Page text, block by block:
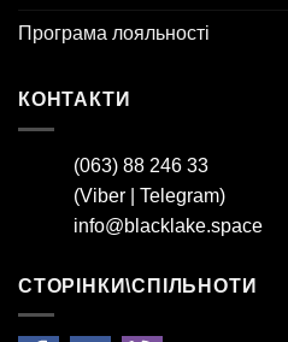
Програма лояльності
КОНТАКТИ
(063) 88 246 33
(Viber Telegram)
info@blacklake.space
СТОРІНКИ\СПІЛЬНОТИ